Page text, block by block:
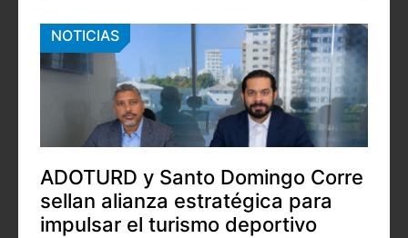
NOTICIAS
ADOTURD y Santo Domingo Corre
sellan alianza estratégica para
impulsar el turismo deportivo